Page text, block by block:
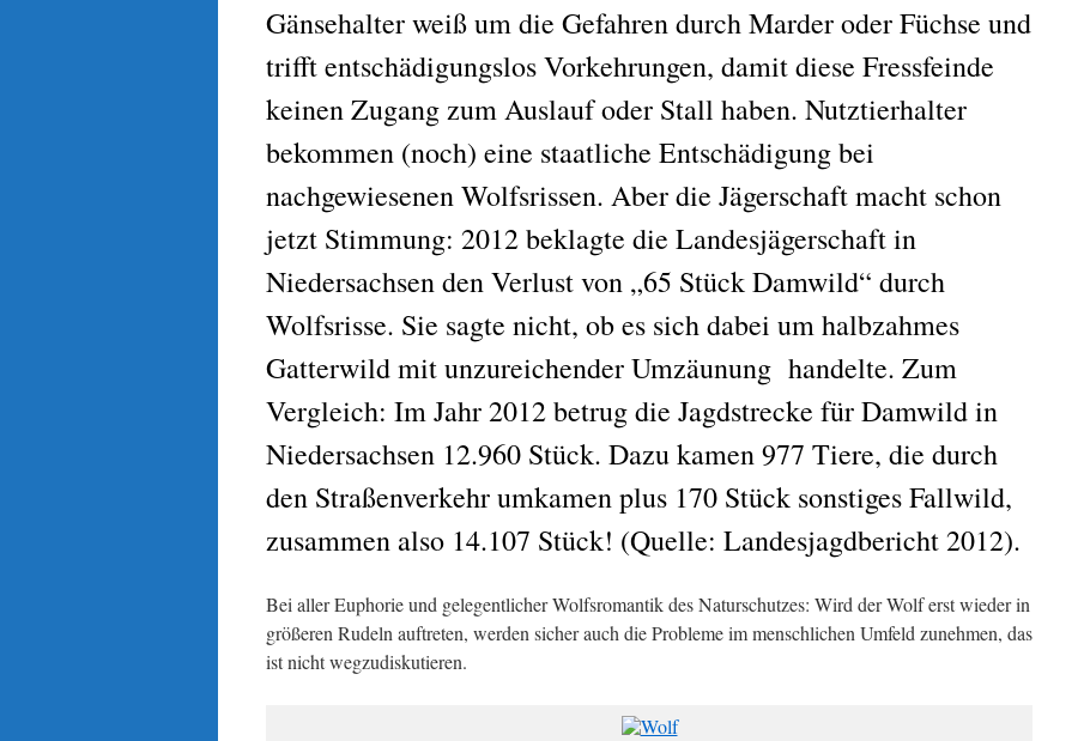
Gänsehalter weiß um die Gefahren durch Marder oder Füchse und
trifft entschädigungslos Vorkehrungen, damit diese Fressfeinde
keinen Zugang zum Auslauf oder Stall haben. Nutztierhalter
bekommen (noch) eine staatliche Entschädigung bei
nachgewiesenen Wolfsrissen. Aber die Jägerschaft macht schon
jetzt Stimmung: 2012 beklagte die Landesjägerschaft in
Niedersachsen den Verlust von „65 Stück Damwild“ durch
Wolfsrisse. Sie sagte nicht, ob es sich dabei um halbzahmes
Gatterwild mit unzureichender Umzäunung handelte. Zum
Vergleich: Im Jahr 2012 betrug die Jagdstrecke für Damwild in
Niedersachsen 12.960 Stück. Dazu kamen 977 Tiere, die durch
den Straßenverkehr umkamen plus 170 Stück sonstiges Fallwild,
zusammen also 14.107 Stück! (Quelle: Landesjagdbericht 2012).
Bei aller Euphorie und gelegentlicher Wolfsromantik des Naturschutzes: Wird der Wolf erst wieder in
größeren Rudeln auftreten, werden sicher auch die Probleme im menschlichen Umfeld zunehmen, das
ist nicht wegzudiskutieren.